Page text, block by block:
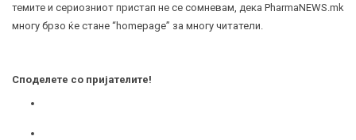
темите и сериозниот пристап не се сомневам, дека PharmaNEWS.mk
многу брзо ќе стане “homepage” за многу читатели.
Споделете со пријателите!